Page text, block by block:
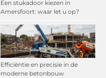
Een stukadoor kiezen in
Amersfoort: waar let u op?
Efficiëntie en precisie in de
moderne betonbouw